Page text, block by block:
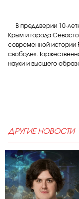
В преддверии 10-
Крым и города
современной истории
свободе».
науки и высшего
ДРУГИЕ НОВОСТИ